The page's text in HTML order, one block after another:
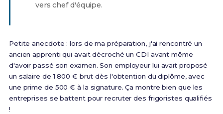
vers chef d'équipe.
Petite anecdote : lors de ma préparation, j'ai rencontré un
ancien apprenti qui avait décroché un CDI avant même
d'avoir passé son examen. Son employeur lui avait proposé
un salaire de 1 800 € brut dès l'obtention du diplôme, avec
une prime de 500 € à la signature. Ça montre bien que les
entreprises se battent pour recruter des frigoristes qualifiés
!